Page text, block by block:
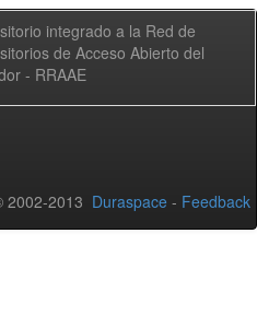
integrado a la Red de
de Acceso Abierto del
- RRAAE
2002-2013 Duraspace - Feedback